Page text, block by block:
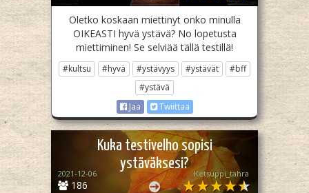
Oletko koskaan miettinyt onko minulla
OIKEASTI hyvä ystävä? No lopetusta
miettiminen! Se selviää tällä testillä!
#kultsu #hyvä #ystävyys #ystävät
#bff
#ystävä
Jaa
Twiittaa
Kuka testivelho sopisi
ystäväksesi?
186
2021-12-06 Ketsuppi_tahra